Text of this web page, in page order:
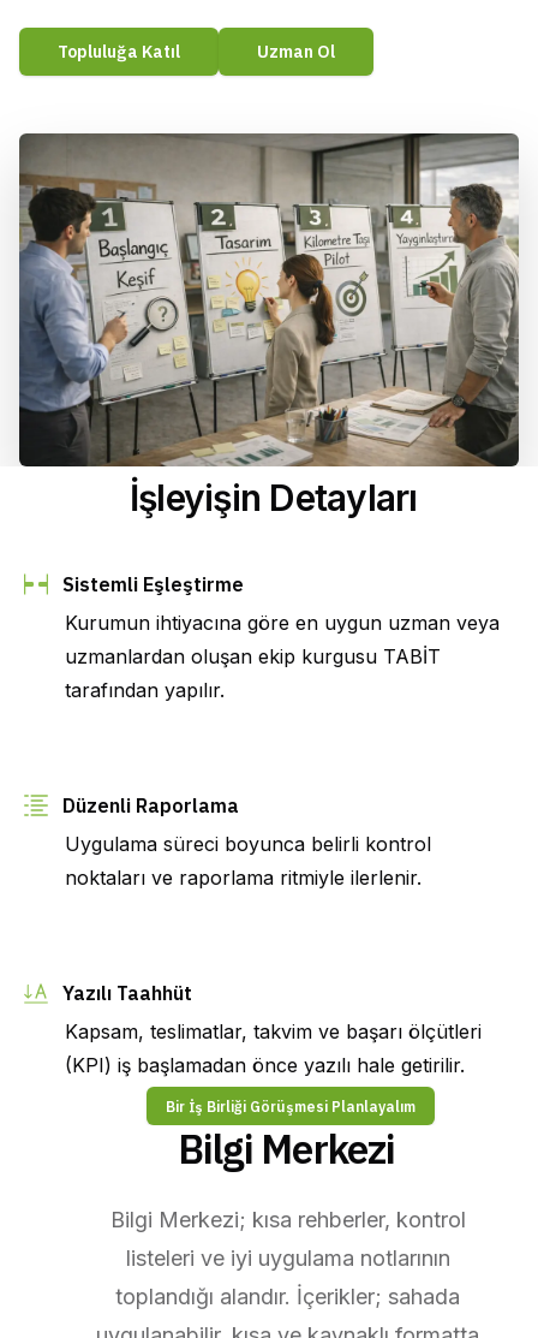
Topluluğa Katıl Uzman Ol
İşleyişin Detayları
Sistemli Eşleştirme
Kurumun ihtiyacına göre en uygun uzman veya
uzmanlardan oluşan ekip kurgusu TABİT
tarafından yapılır.
Düzenli Raporlama
Uygulama süreci boyunca belirli kontrol
noktaları ve raporlama ritmiyle ilerlenir.
Yazılı Taahhüt
Kapsam, teslimatlar, takvim ve başarı ölçütleri
(KPI) iş başlamadan önce yazılı hale getirilir.
Bir İş Birliği Görüşmesi Planlayalım
Bilgi Merkezi
Bilgi Merkezi; kısa rehberler, kontrol
listeleri ve iyi uygulama notlarının
toplandığı alandır. İçerikler; sahada